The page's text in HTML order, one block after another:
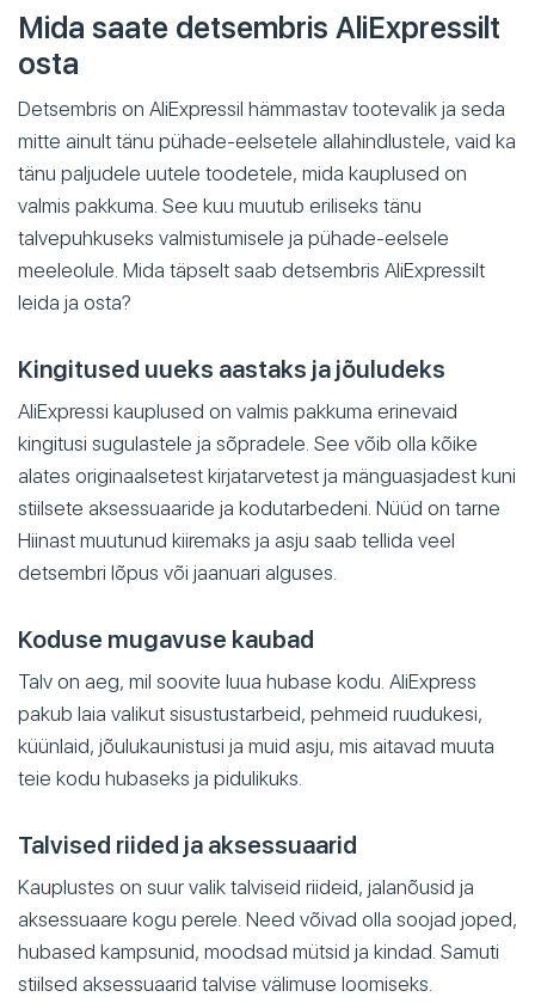
Mida saate detsembris AliExpressilt
osta
Detsembris on AliExpressil hämmastav tootevalik ja seda
mitte ainult tänu pühade-eelsetele allahindlustele, vaid ka
tänu paljudele uutele toodetele, mida kauplused on
valmis pakkuma. See kuu muutub eriliseks tänu
talvepuhkuseks valmistumisele ja pühade-eelsele
meeleolule. Mida täpselt saab detsembris AliExpressilt
leida ja osta?
Kingitused uueks aastaks ja jõuludeks
AliExpressi kauplused on valmis pakkuma erinevaid
kingitusi sugulastele ja sõpradele. See võib olla kõike
alates originaalsetest kirjatarvetest ja mänguasjadest kuni
stiilsete aksessuaaride ja kodutarbedeni. Nüüd on tarne
Hiinast muutunud kiiremaks ja asju saab tellida veel
detsembri lõpus või jaanuari alguses.
Koduse mugavuse kaubad
Talv on aeg, mil soovite luua hubase kodu. AliExpress
pakub laia valikut sisustustarbeid, pehmeid ruudukesi,
küünlaid, jõulukaunistusi ja muid asju, mis aitavad muuta
teie kodu hubaseks ja pidulikuks.
Talvised riided ja aksessuaarid
Kauplustes on suur valik talviseid riideid, jalanõusid ja
aksessuaare kogu perele. Need võivad olla soojad joped,
hubased kampsunid, moodsad mütsid ja kindad. Samuti
stiilsed aksessuaarid talvise välimuse loomiseks.